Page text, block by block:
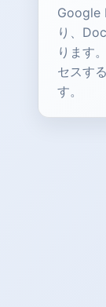
Google
り、
ります
セスす
す。